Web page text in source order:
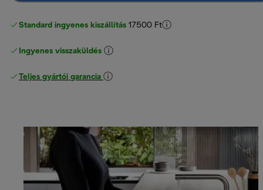
Standard ingyenes kiszállítás 17500 Ft
Ingyenes visszaküldés
Teljes gyártói garancia